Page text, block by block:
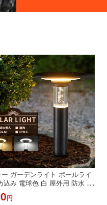
ー ガーデンライト ポールライ
込み 電球色 白 屋外用 防水 調
ゃれ ledライト モダン 明るい
明 ソーラー ライト 自動点灯
円